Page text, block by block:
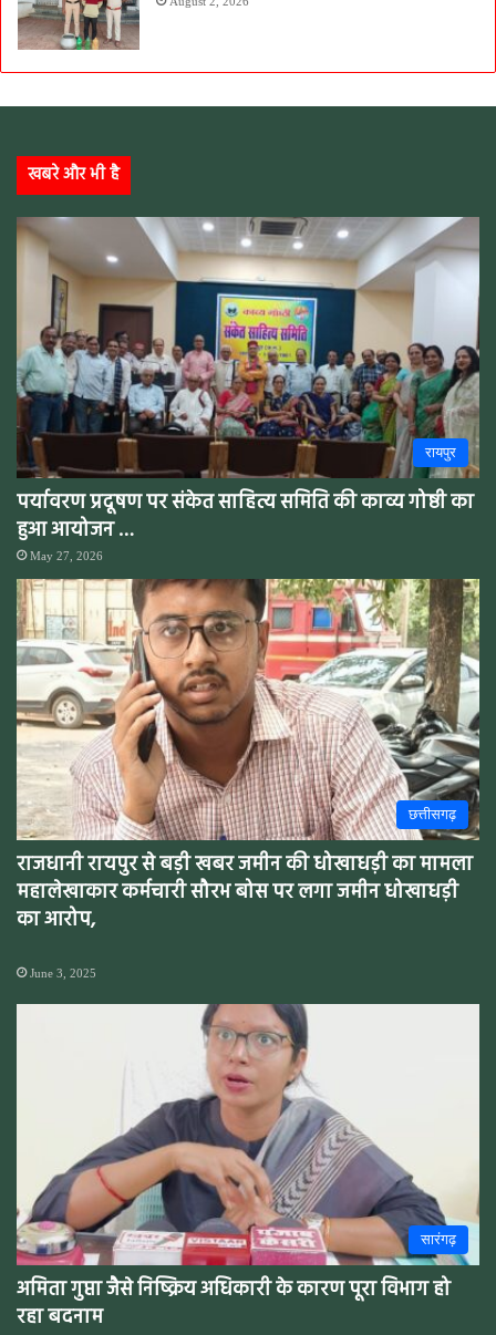
खबरे और भी है
रायपुर
पर्यावरण प्रदूषण पर संकेत साहित्य समिति की काव्य गोष्ठी का
हुआ आयोजन …
May 27, 2026
छत्तीसगढ़
राजधानी रायपुर से बड़ी खबर जमीन की धोखाधड़ी का मामला
महालेखाकार कर्मचारी सौरभ बोस पर लगा जमीन धोखाधड़ी
का आरोप,
June 3, 2025
सारंगढ़
अमिता गुप्ता जैसे निष्क्रिय अधिकारी के कारण पूरा विभाग हो
रहा बदनाम